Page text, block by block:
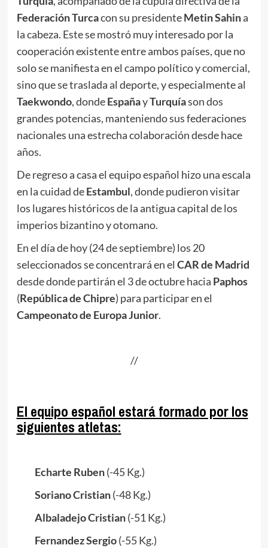
Federación Turcacon su presidenteMetin Sahina
la cabeza. Este se mostró muy interesado por la
cooperación existente entre ambos países, que no
solo se manifiesta en el campo político y comercial,
sino que se traslada al deporte, y especialmente al
Taekwondo, dondeEspañayTurquíason dos
grandes potencias, manteniendo sus federaciones
nacionales una estrecha colaboración desde hace
años.
De regreso a casa el equipo español hizo una escala
en la cuidad deEstambul, donde pudieron visitar
los lugares históricos de la antigua capital de los
imperios bizantino y otomano.
En el día de hoy (24 de septiembre) los 20
seleccionados se concentrará en el CAR de Madrid
desde donde partirán el 3 de octubre hacia Paphos
(República de Chipre) para participar en el
Campeonato de Europa Junior.
//
El equipo español estará formado por los
siguientes atletas:
Echarte Ruben(-45 Kg.)
Soriano Cristian(-48 Kg.)
AlbaladejoCristian(-51 Kg.)
Fernandez Sergio(-55 Kg.)